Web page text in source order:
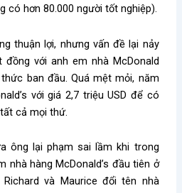
có hơn 80.000 người tốt nghiệp).
thuận lợi, nhưng vấn đề lại nảy
với anh em nhà McDonald
ban đầu. Quá mệt mỏi, năm
với giá 2,7 triệu USD để có
cả mọi thứ.
ông lại phạm sai lầm khi trong
nhà hàng McDonald’s đầu tiên ở
và Maurice đổi tên nhà